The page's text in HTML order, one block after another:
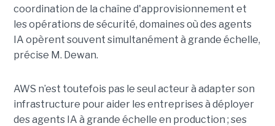
coordination de la chaîne d'approvisionnement et
les opérations de sécurité, domaines où des agents
IA opèrent souvent simultanément à grande échelle,
précise M. Dewan.
AWS n’est toutefois pas le seul acteur à adapter son
infrastructure pour aider les entreprises à déployer
des agents IA à grande échelle en production ; ses